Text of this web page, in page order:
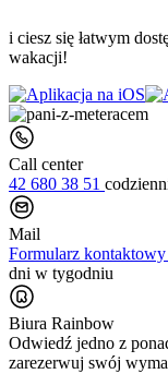
i ciesz się łatwym
wakacji!
Call center
42 680 38 51
Mail
Formularz kontaktowy
dni w tygodniu
Biura Rainbow
Odwiedź jedno z
zarezerwuj swój